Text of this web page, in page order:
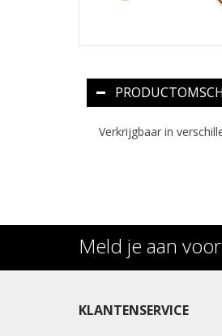
Verkrijgbaar in
Meld je aan
KLANTENSERVICE